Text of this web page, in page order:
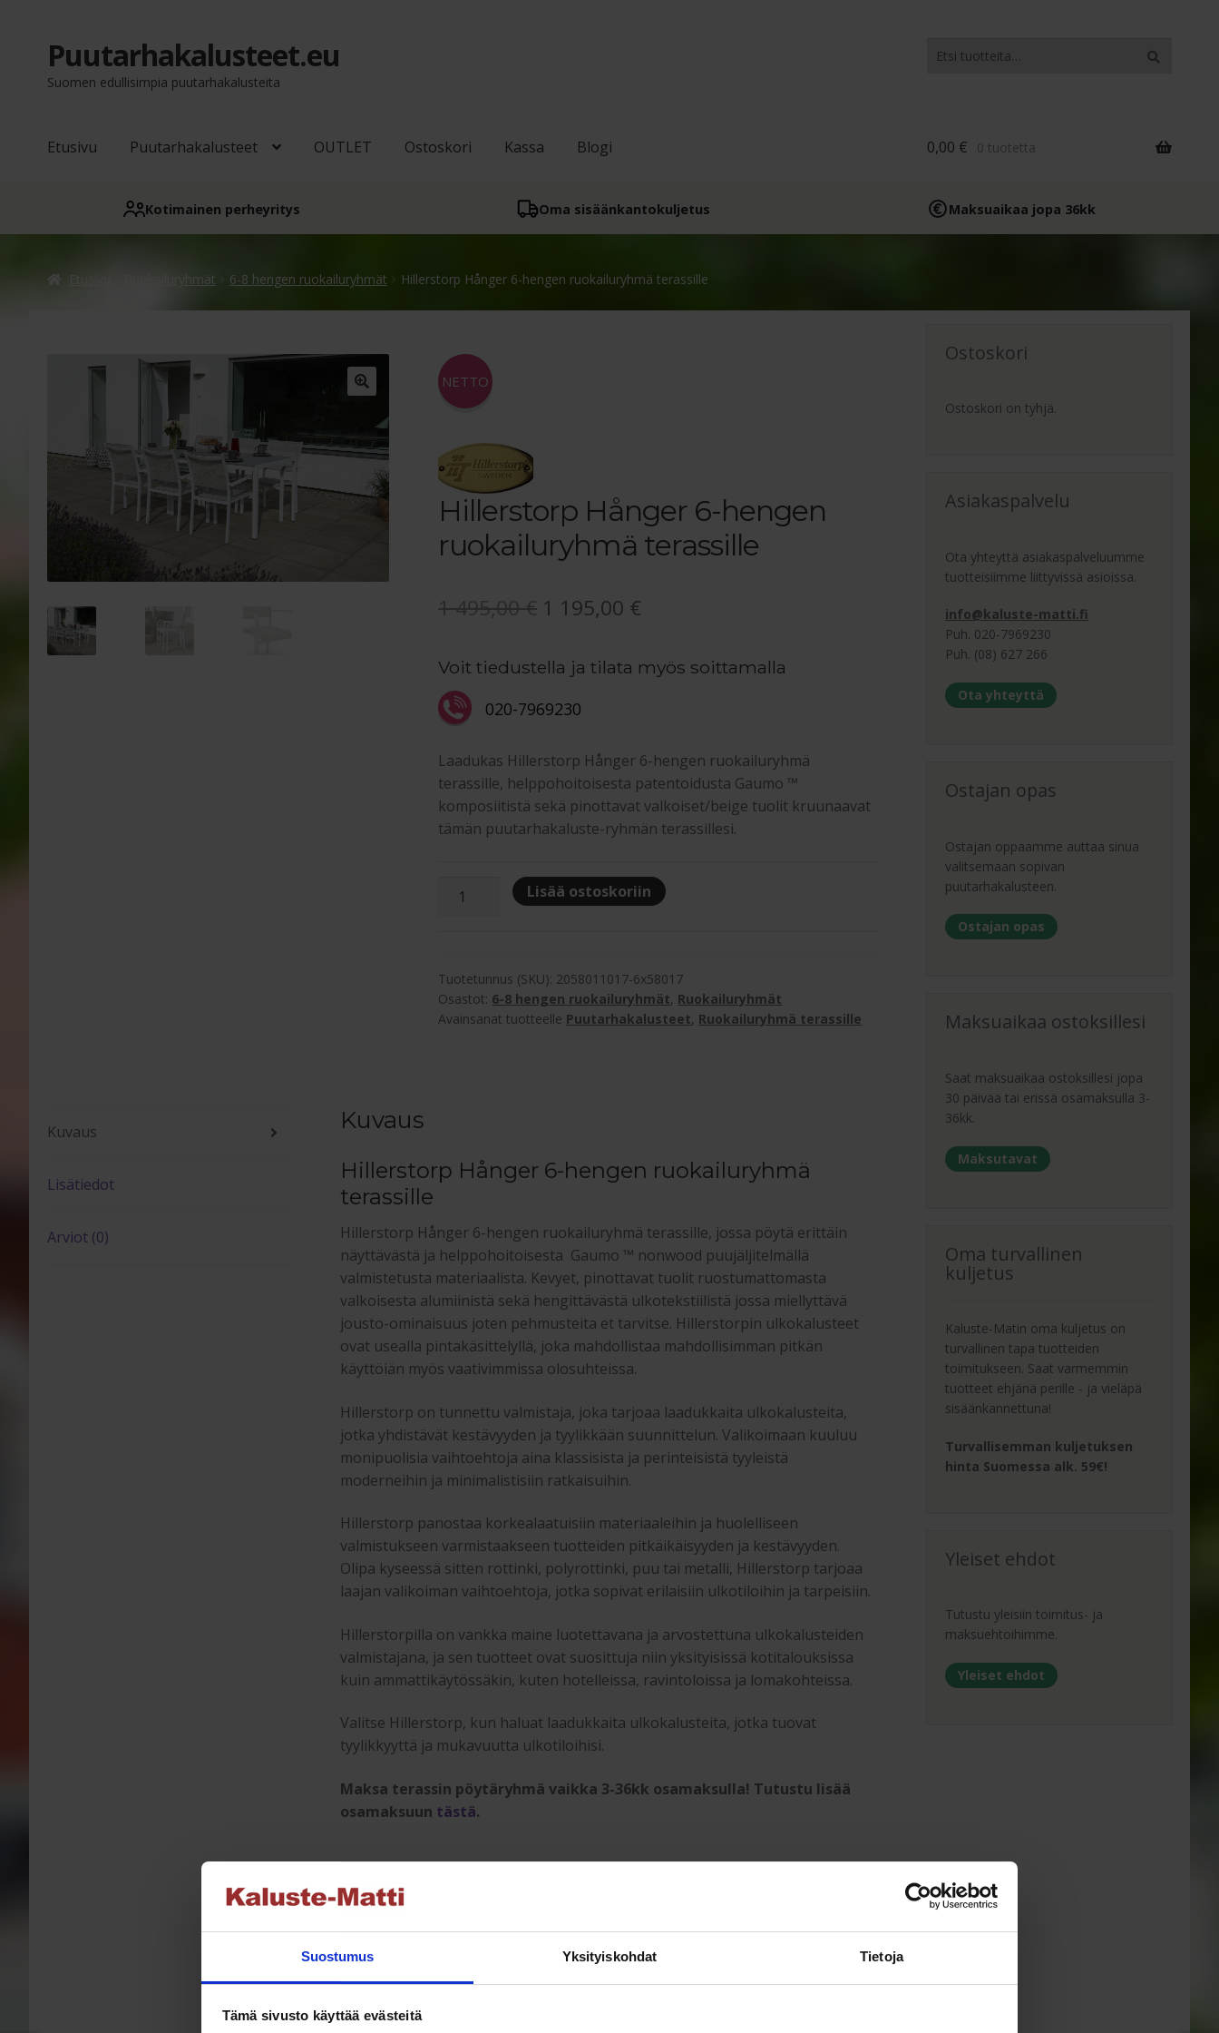
Suostumus Yksityiskohdat Tietoja
Tämä sivusto käyttää evästeitä
Siirry
navigointiin
Siirry
sisältöön
Puutarhakalusteet.eu
Suomen edullisimpia puutarhakalusteita
Haku
Etusivu Puutarhakalusteet OUTLET Ostoskori Kassa Blogi 0,00 € 0 tuotetta
Kotimainen perheyritys Oma sisään­kantokuljetus Maksuaikaa jopa 36kk
Etusivu Ruokailuryhmät 6-8 hengen ruokailuryhmät Hillerstorp Hånger 6-hengen ruokailuryhmä terassille
NETTO
Hillerstorp Hånger 6-hengen
ruokailuryhmä terassille
1 495,00€ Alkuperäinen
oli:
1
1 195,00 €
on:
Voit tiedustella ja tilata myös soittamalla
020-7969230
Laadukas Hillerstorp Hånger 6-hengen ruokailuryhmä
terassille, helppohoitoisesta patentoidusta Gaumo ™
komposiitistä sekä pinottavat valkoiset/beige tuolit kruunaavat
tämän puutarhakaluste-ryhmän terassillesi.
Hillerstorp
Hånger
ruokailuryhmä
terassille
määrä
Lisää ostoskoriin
Tuotetunnus (SKU): 2058011017-6x58017
Osastot: 6-8 hengen ruokailuryhmät, Ruokailuryhmät
Avainsanat tuotteelle Puutarhakalusteet, Ruokailuryhmä terassille
Kuvaus
Lisätiedot
Arviot (0)
Kuvaus
Hillerstorp Hånger 6-hengen ruokailuryhmä
terassille
Hillerstorp Hånger 6-hengen ruokailuryhmä terassille, jossa pöytä erittäin
näyttävästä ja helppohoitoisesta Gaumo ™ nonwood puujäljitelmällä
valmistetusta materiaalista. Kevyet, pinottavat tuolit ruostumattomasta
valkoisesta alumiinistä sekä hengittävästä ulkotekstiilistä jossa miellyttävä
jousto-ominaisuus joten pehmusteita et tarvitse. Hillerstorpin ulkokalusteet
ovat usealla pintakäsittelyllä, joka mahdollistaa mahdollisimman pitkän
käyttöiän myös vaativimmissa olosuhteissa.
Hillerstorp on tunnettu valmistaja, joka tarjoaa laadukkaita ulkokalusteita,
jotka yhdistävät kestävyyden ja tyylikkään suunnittelun. Valikoimaan kuuluu
monipuolisia vaihtoehtoja aina klassisista ja perinteisistä tyyleistä
moderneihin ja minimalistisiin ratkaisuihin.
Hillerstorp panostaa korkealaatuisiin materiaaleihin ja huolelliseen
valmistukseen varmistaakseen tuotteiden pitkäikäisyyden ja kestävyyden.
Olipa kyseessä sitten rottinki, polyrottinki, puu tai metalli, Hillerstorp tarjoaa
laajan valikoiman vaihtoehtoja, jotka sopivat erilaisiin ulkotiloihin ja tarpeisiin.
Hillerstorpilla on vankka maine luotettavana ja arvostettuna ulkokalusteiden
valmistajana, ja sen tuotteet ovat suosittuja niin yksityisissä kotitalouksissa
kuin ammattikäytössäkin, kuten hotelleissa, ravintoloissa ja lomakohteissa.
Valitse Hillerstorp, kun haluat laadukkaita ulkokalusteita, jotka tuovat
tyylikkyyttä ja mukavuutta ulkotiloihisi.
Maksa terassin pöytäryhmä vaikka 3-36kk osamaksulla! Tutustu lisää
osamaksuun tästä.
tekniset tiedot:
Puutarhan ekologinen ruokailuryhmä on käsitelty hyvin
säätä kestäväksi (nelinkertainen pintakäsittely), eli tuotteen pinta pysyy
puutarhakalusteet ovat valmistettu Gaumo ™ patentoidusta styrene-
Ostoskori
Ostoskori on tyhjä.
Asiakaspalvelu
Ota yhteyttä asiakaspalveluumme
tuotteisiimme liittyvissä asioissa.
info@kaluste-matti.fi
Puh. 020-7969230
Puh. (08) 627 266
Ota yhteyttä
Ostajan opas
Ostajan oppaamme auttaa sinua
valitsemaan sopivan
puutarhakalusteen.
Ostajan opas
Maksuaikaa ostoksillesi
Saat maksuaikaa ostoksillesi jopa
30 päivää tai erissä osamaksulla 3-
36kk.
Maksutavat
Oma turvallinen
kuljetus
Kaluste-Matin oma kuljetus on
turvallinen tapa tuotteiden
toimitukseen. Saat varmemmin
tuotteet ehjänä perille - ja vieläpä
sisäänkannettuna!
Turvallisemman kuljetuksen
hinta Suomessa alk. 59€!
Yleiset ehdot
Tutustu yleisiin toimitus- ja
maksuehtoihimme.
Yleiset ehdot